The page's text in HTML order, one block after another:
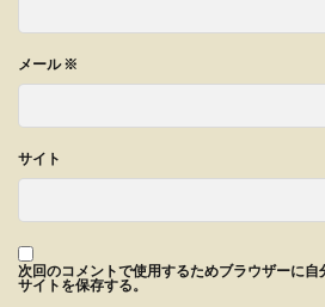
メール※
サイト
次回のコメントで使用するためブラウザーに自
サイトを保存する。